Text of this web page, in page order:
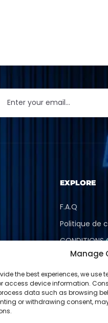
Manage
the best experiences, we use
access device information.
data such as browsing
or withdrawing consent,
EXPLORE
F.A.Q
Politique de
CONDITIONS
Mentions
Découvrir